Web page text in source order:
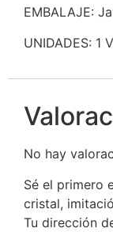
EMBALAJE:
UNIDADES: 1
No hay
Sé el primero
cristal,
Tu dirección